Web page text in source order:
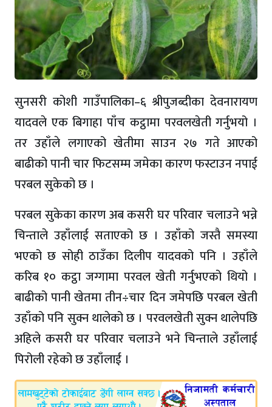
सुनसरी कोशी गाउँपालिका–६ श्रीपुजब्दीका देवनारायण
यादवले एक बिगाहा पाँच कट्ठामा परवलखेती गर्नुभयो ।
तर उहाँले लगाएको खेतीमा साउन २७ गते आएको
बाढीको पानी चार फिटसम्म जमेका कारण फस्टाउन नपाई
परबल सुकेको छ ।
परबल सुकेका कारण अब कसरी घर परिवार चलाउने भन्ने
चिन्ताले उहाँलाई सताएको छ । उहाँको जस्तै समस्या
भएको छ सोही ठाउँका दिलीप यादवको पनि । उहाँले
करिब १० कट्ठा जग्गामा परवल खेती गर्नुभएको थियो ।
बाढीको पानी खेतमा तीन÷चार दिन जमेपछि परबल खेती
उहाँको पनि सुक्न थालेको छ । परवलखेती सुक्न थालेपछि
अहिले कसरी घर परिवार चलाउने भने चिन्ताले उहाँलाई
पिरोली रहेको छ उहाँलाई ।